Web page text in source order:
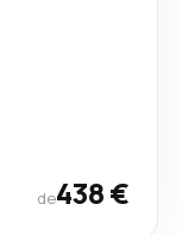
de438 €